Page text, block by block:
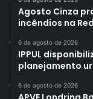
destacou que
iniciativa privada
possua
financeira. “Sem
fazendo pelos
Agosto Cinza
incêndios na
6 de agosto de 2026
IPPUL
planejamento
6 de agosto de 2026